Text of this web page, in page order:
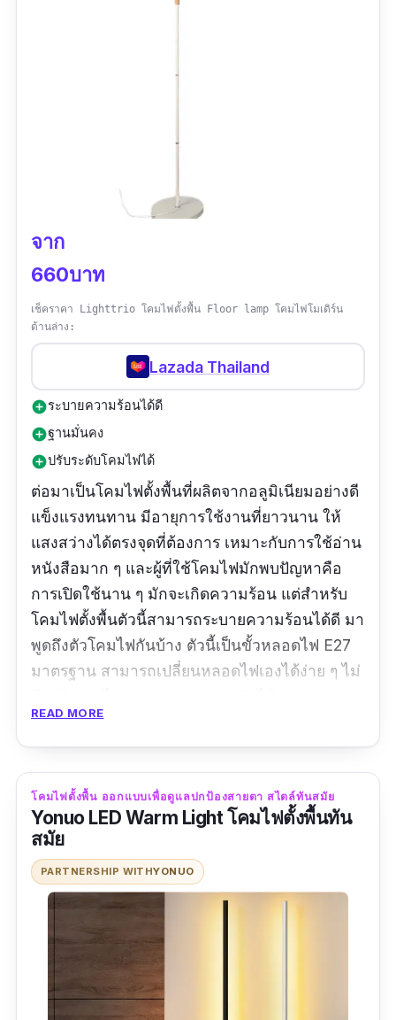
จาก
660บาท
เช็คราคา Lighttrio โคมไฟตั้งพื้น Floor lamp โคมไฟโมเดิร์น
ด้านล่าง:
Lazada Thailand
add_circleระบายความร้อนได้ดี
add_circleฐานมั่นคง
add_circleปรับระดับโคมไฟได้
ต่อมาเป็นโคมไฟตั้งพื้นที่ผลิตจากอลูมิเนียมอย่างดี
แข็งแรงทนทาน มีอายุการใช้งานที่ยาวนาน ให้
แสงสว่างได้ตรงจุดที่ต้องการ เหมาะกับการใช้อ่าน
หนังสือมาก ๆ และผู้ที่ใช้โคมไฟมักพบปัญหาคือ
การเปิดใช้นาน ๆ มักจะเกิดความร้อน แต่สำหรับ
โคมไฟตั้งพื้นตัวนี้สามารถระบายความร้อนได้ดี มา
พูดถึงตัวโคมไฟกันบ้าง ตัวนี้เป็นขั้วหลอดไฟ E27
มาตรฐาน สามารถเปลี่ยนหลอดไฟเองได้ง่าย ๆ ไม่
เหมาะสม ตัวฐานก็มั่นคง ไม่ต้องกลัวว่าจะล้มง่าย
ขนาด : 42 cm. x 140 cm.
สี :ขาว
รีวิวจากผู้ใช้จริง: -
READ MORE
โคมไฟตั้งพื้น ออกแบบเพื่อดูแลปกป้องสายตา สไตล์ทันสมัย
Yonuo LED Warm Light โคมไฟตั้งพื้นทัน
สมัย
PARTNERSHIP WITHYONUO